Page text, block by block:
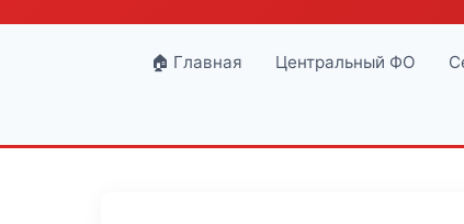
🏠 Главная Центральный ФО